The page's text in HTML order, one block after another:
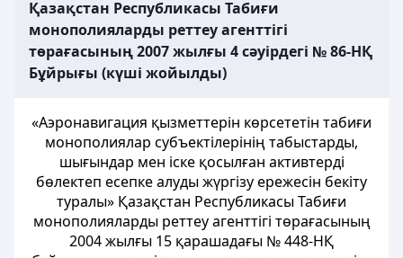
Қазақстан Республикасы Табиғи
монополияларды реттеу агенттігі
төрағасының 2007 жылғы 4 сәуірдегі № 86-НҚ
Бұйрығы (күші жойылды)
«Аэронавигация қызметтерін көрсететін табиғи
монополиялар субъектілерінің табыстарды,
шығындар мен іске қосылған активтерді
бөлектеп есепке алуды жүргізу ережесін бекіту
туралы» Қазақстан Республикасы Табиғи
монополияларды реттеу агенттігі төрағасының
2004 жылғы 15 қарашадағы № 448-НҚ